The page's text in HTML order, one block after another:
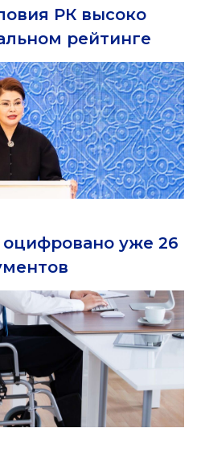
РК высоко
рейтинге
уже 26